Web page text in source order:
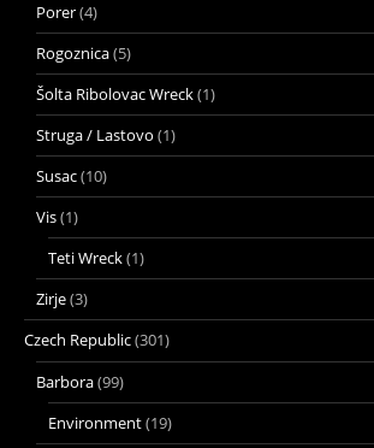
Porer(4)
Rogoznica(5)
Šolta Ribolovac Wreck(1)
Struga / Lastovo (1)
Susac(10)
Vis(1)
Teti Wreck(1)
Zirje(3)
Czech Republic(301)
Barbora(99)
Environment(19)